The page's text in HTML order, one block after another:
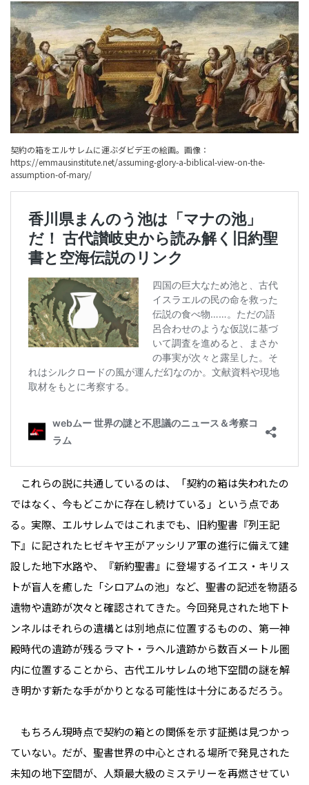
契約の箱をエルサレムに運ぶダビデ王の絵画。画像：
https://emmausinstitute.net/assuming-glory-a-biblical-view-on-the-
assumption-of-mary/
これらの説に共通しているのは、「契約の箱は失われたの
ではなく、今もどこかに存在し続けている」という点であ
る。実際、エルサレムではこれまでも、旧約聖書『列王記
下』に記されたヒゼキヤ王がアッシリア軍の進行に備えて建
設した地下水路や、『新約聖書』に登場するイエス・キリス
トが盲人を癒した「シロアムの池」など、聖書の記述を物語る
遺物や遺跡が次々と確認されてきた。今回発見された地下ト
ンネルはそれらの遺構とは別地点に位置するものの、第一神
殿時代の遺跡が残るラマト・ラヘル遺跡から数百メートル圏
内に位置することから、古代エルサレムの地下空間の謎を解
き明かす新たな手がかりとなる可能性は十分にあるだろう。
もちろん現時点で契約の箱との関係を示す証拠は見つかっ
ていない。だが、聖書世界の中心とされる場所で発見された
未知の地下空間が、人類最大級のミステリーを再燃させてい